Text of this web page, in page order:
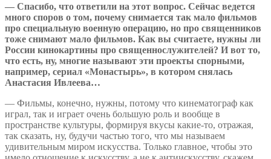
— Спасибо, что ответили на этот вопрос. Сейчас ведется
много споров о том, почему снимается так мало фильмов
про специальную военную операцию, но про священников
тоже снимают мало фильмов. Как вы считаете, нужны ли
России кинокартины про священнослужителей? И вот то,
что есть, ну, многие называют эти проекты спорными,
например, сериал «Монастырь», в котором снялась
Анастасия Ивлеева…
— Фильмы, конечно, нужны, потому что кинематограф как
играл, так и играет очень большую роль и вообще в
пространстве культуры, формируя вкусы какие-то, отражая,
так сказать, ну, будучи частью того, что мы называем
удивительным миром искусства. Только главное, чтобы это